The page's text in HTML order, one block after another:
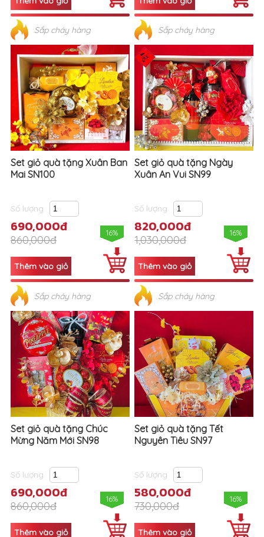
Sắp cháy hàng Sắp cháy hàng
Set giỏ quà tặng Xuân Ban
Mai SN100
Số lượng
690,000đ
860,000đ
16%
Sắp cháy hàng
Set giỏ quà tặng Ngày
Xuân An Vui SN99
Số lượng
820,000đ
1,030,000đ
16%
Sắp cháy hàng
Set giỏ quà tặng Chúc
Mừng Năm Mới SN98
Số lượng
690,000đ
860,000đ
16%
Set giỏ quà tặng Tết
Nguyên Tiêu SN97
Số lượng
580,000đ
730,000đ
16%